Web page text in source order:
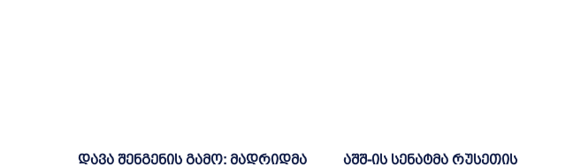
დავა შენგენის გამო: მადრიდმა
აშშ-ის სენატმა რუსეთის